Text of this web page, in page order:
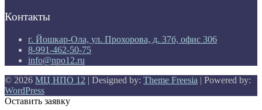
Контакты
г. Йошкар-Ола, ул. Прохорова, д. 37б, офис 306
8-991-462-50-75
info@npo12.ru
© 2026 МЦ НПО 12 | Designed by: Theme Freesia | Powered by:
WordPress
Оставить заявку